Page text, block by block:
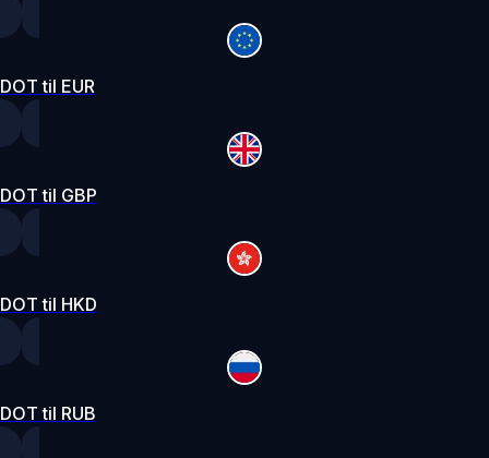
DOT til EUR
DOT til GBP
DOT til HKD
DOT til RUB